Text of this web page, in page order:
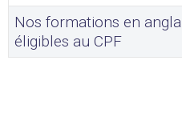
Nos formations en
éligibles au CPF